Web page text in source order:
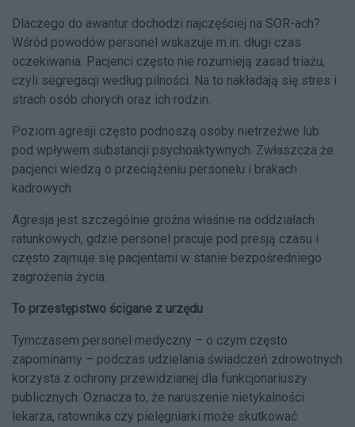
Dlaczego do awantur dochodzi najczęściej na SOR-ach?
Wśród powodów personel wskazuje m.in. długi czas
oczekiwania. Pacjenci często nie rozumieją zasad triażu,
czyli segregacji według pilności. Na to nakładają się stres i
strach osób chorych oraz ich rodzin.
Poziom agresji często podnoszą osoby nietrzeźwe lub
pod wpływem substancji psychoaktywnych. Zwłaszcza że
pacjenci wiedzą o przeciążeniu personelu i brakach
kadrowych.
Agresja jest szczególnie groźna właśnie na oddziałach
ratunkowych, gdzie personel pracuje pod presją czasu i
często zajmuje się pacjentami w stanie bezpośredniego
zagrożenia życia.
To przestępstwo ścigane z urzędu
Tymczasem personel medyczny – o czym często
zapominamy – podczas udzielania świadczeń zdrowotnych
korzysta z ochrony przewidzianej dla funkcjonariuszy
publicznych. Oznacza to, że naruszenie nietykalności
lekarza, ratownika czy pielęgniarki może skutkować